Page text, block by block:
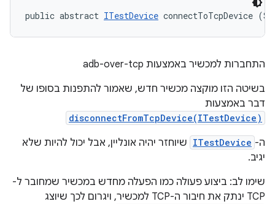
public abstract ITestDevice connectToTcpDevice
התחברות למכשיר באמצעות adb-over-tcp
בשיטה הזו מוקצה מכשיר חדש, שאמור להתפנות בסופו של
דבר באמצעות
disconnectFromTcpDevice(ITestDevice)
ה- ITestDevice שיוחזר יהיה אונליין, אבל יכול להיות שלא
יגיב.
שימו לב: ביצוע פעולה כמו הפעלה מחדש במכשיר שמחובר ל-
TCP ינתק את חיבור ה-TCP למכשיר, ויגרום לכך שיוצג